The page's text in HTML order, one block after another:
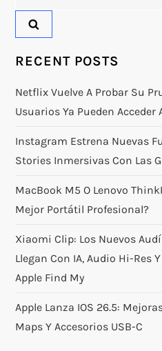
RECENT POSTS
Netflix Vuelve A Probar Su
Usuarios Ya Pueden Acceder
Instagram Estrena Nuevas
Stories Inmersivas Con Las
MacBook M5 O Lenovo
Mejor Portátil Profesional?
Xiaomi Clip: Los Nuevos
Llegan Con IA, Audio Hi-Res
Apple Find My
Apple Lanza IOS 26.5:
Maps Y Accesorios USB-C